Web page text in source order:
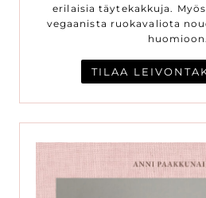
erilaisia täytekakkuja.
vegaanista ruokavaliota
huomioon.
TILAA